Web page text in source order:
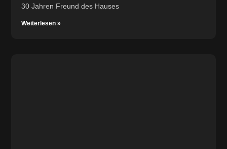
30 Jahren Freund des Hauses
Weiterlesen »